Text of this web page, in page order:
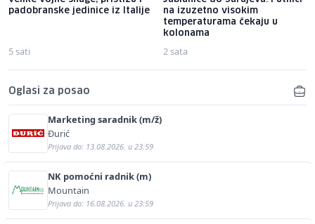
padobranske jedinice iz Italije
5 sati
na izuzetno visokim
temperaturama čekaju u
kolonama
2 sata
Oglasi za posao
Marketing saradnik (m/ž)
Đurić
Prijava do: 13.08.2026. u 23:59
NK pomoćni radnik (m)
Mountain
Prijava do: 16.08.2026. u 23:59